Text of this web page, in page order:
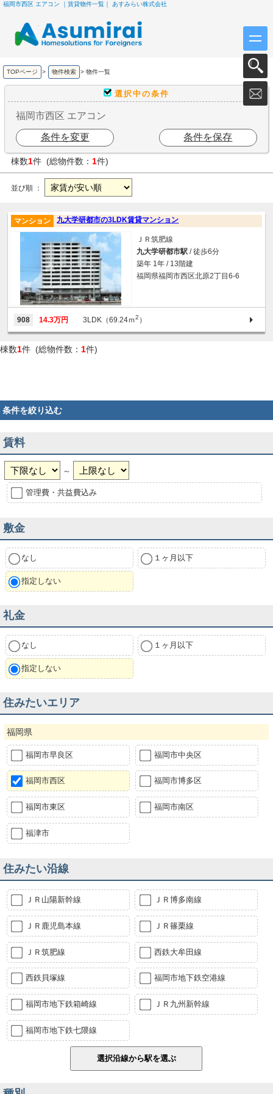
福岡市西区 エアコン ｜賃貸物件一覧｜ あすみらい株式会社
TOPページ > 物件検索 > 物件一覧
選択中の条件
福岡市西区 エアコン
条件を変更 条件を保存
棟数1件 (総物件数： 1件)
並び順 ：
九大学研都市の3LDK賃貸マンション
マンション
ＪＲ筑肥線
九大学研都市駅 / 徒歩6分
築年 1年 / 13階建
福岡県福岡市西区北原2丁目6-6
908 14.3万円 3LDK（69.24ｍ2 ）
棟数1件 (総物件数： 1件)
条件を絞り込む
賃料
～
管理費・共益費込み
敷金
なし １ヶ月以下
指定しない
礼金
なし １ヶ月以下
指定しない
住みたいエリア
福岡県
福岡市早良区 福岡市中央区
福岡市西区 福岡市博多区
福岡市東区 福岡市南区
福津市
住みたい沿線
ＪＲ山陽新幹線 ＪＲ博多南線
ＪＲ鹿児島本線 ＪＲ篠栗線
ＪＲ筑肥線 西鉄大牟田線
西鉄貝塚線 福岡市地下鉄空港線
福岡市地下鉄箱崎線 ＪＲ九州新幹線
福岡市地下鉄七隈線